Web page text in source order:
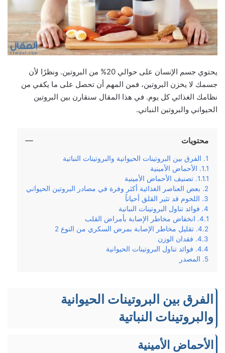
يحتوي جسم الإنسان على حوالي 20% من البروتين. ونظرًا لأن
جسمك لا يخزن البروتين، فمن المهم أن تحصل على ما يكفي من
نظامك الغذائي كل يوم. في هذا المقال سنقارن بين البروتين
الحيواني والبروتين النباتي.
محتويات
الفرق بين البروتينات الحيوانية والبروتينات النباتية
الأحماض الأمينية
تصنيف الأحماض الأمينية
بعض العناصر الغذائية أكثر وفرة في مصادر البروتين الحيواني
اللحوم قد تثير القلق أحياناً
فوائد تناول البروتينات النباتية
انخفاض مخاطر الإصابة بأمراض القلب
تقليل مخاطر الإصابة بمرض السكري من النوع 2
فقدان الوزن
فوائد تناول البروتينات الحيوانية
المصدر
الفرق بين البروتينات الحيوانية
والبروتينات النباتية
الأحماض الأمينية